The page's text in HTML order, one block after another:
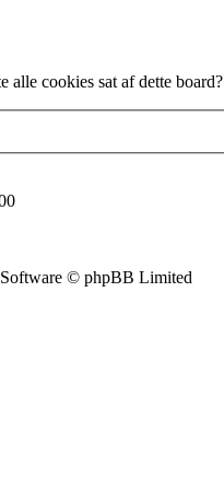
alle cookies sat af dette board?
© phpBB Limited